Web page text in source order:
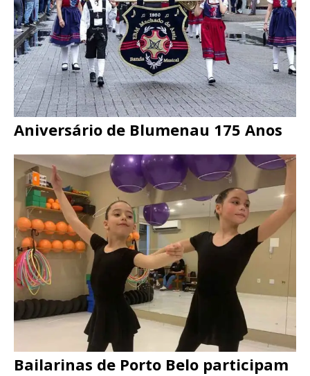
Aniversário de Blumenau 175 Anos
Bailarinas de Porto Belo participam